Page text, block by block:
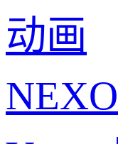
动画